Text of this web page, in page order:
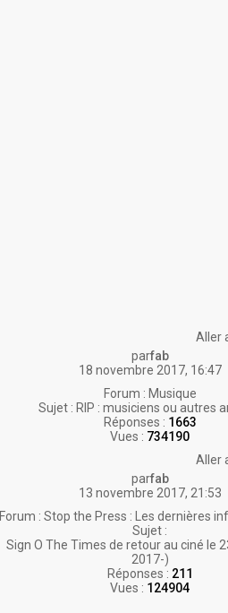
Aller
parfab
18 novembre 2017, 16:47
Forum : Musique
Sujet : RIP : musiciens ou autres
Réponses : 1663
Vues : 734190
Aller
parfab
13 novembre 2017, 21:53
Forum : Stop the Press : Les dernières
Sujet :
Sign O The Times de retour au ciné le
2017-)
Réponses : 211
Vues : 124904